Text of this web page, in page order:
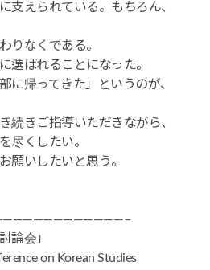
支えられている。もちろん、
りなくである。
選ばれることになった。
に帰ってきた」というのが、
続きご指導いただきながら、
尽くしたい。
願いしたいと思う。
論会」
on Korean Studies